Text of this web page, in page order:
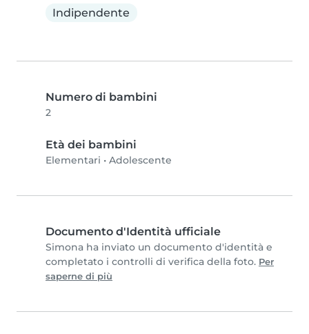
Indipendente
Numero di bambini
2
Età dei bambini
Elementari • Adolescente
Documento d'Identità ufficiale
Simona ha inviato un documento d'identità e
completato i controlli di verifica della foto. Per
saperne di più